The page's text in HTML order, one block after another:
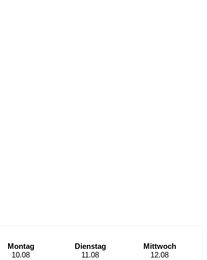
Montag
10.08
Dienstag
11.08
Mittwoch
12.08